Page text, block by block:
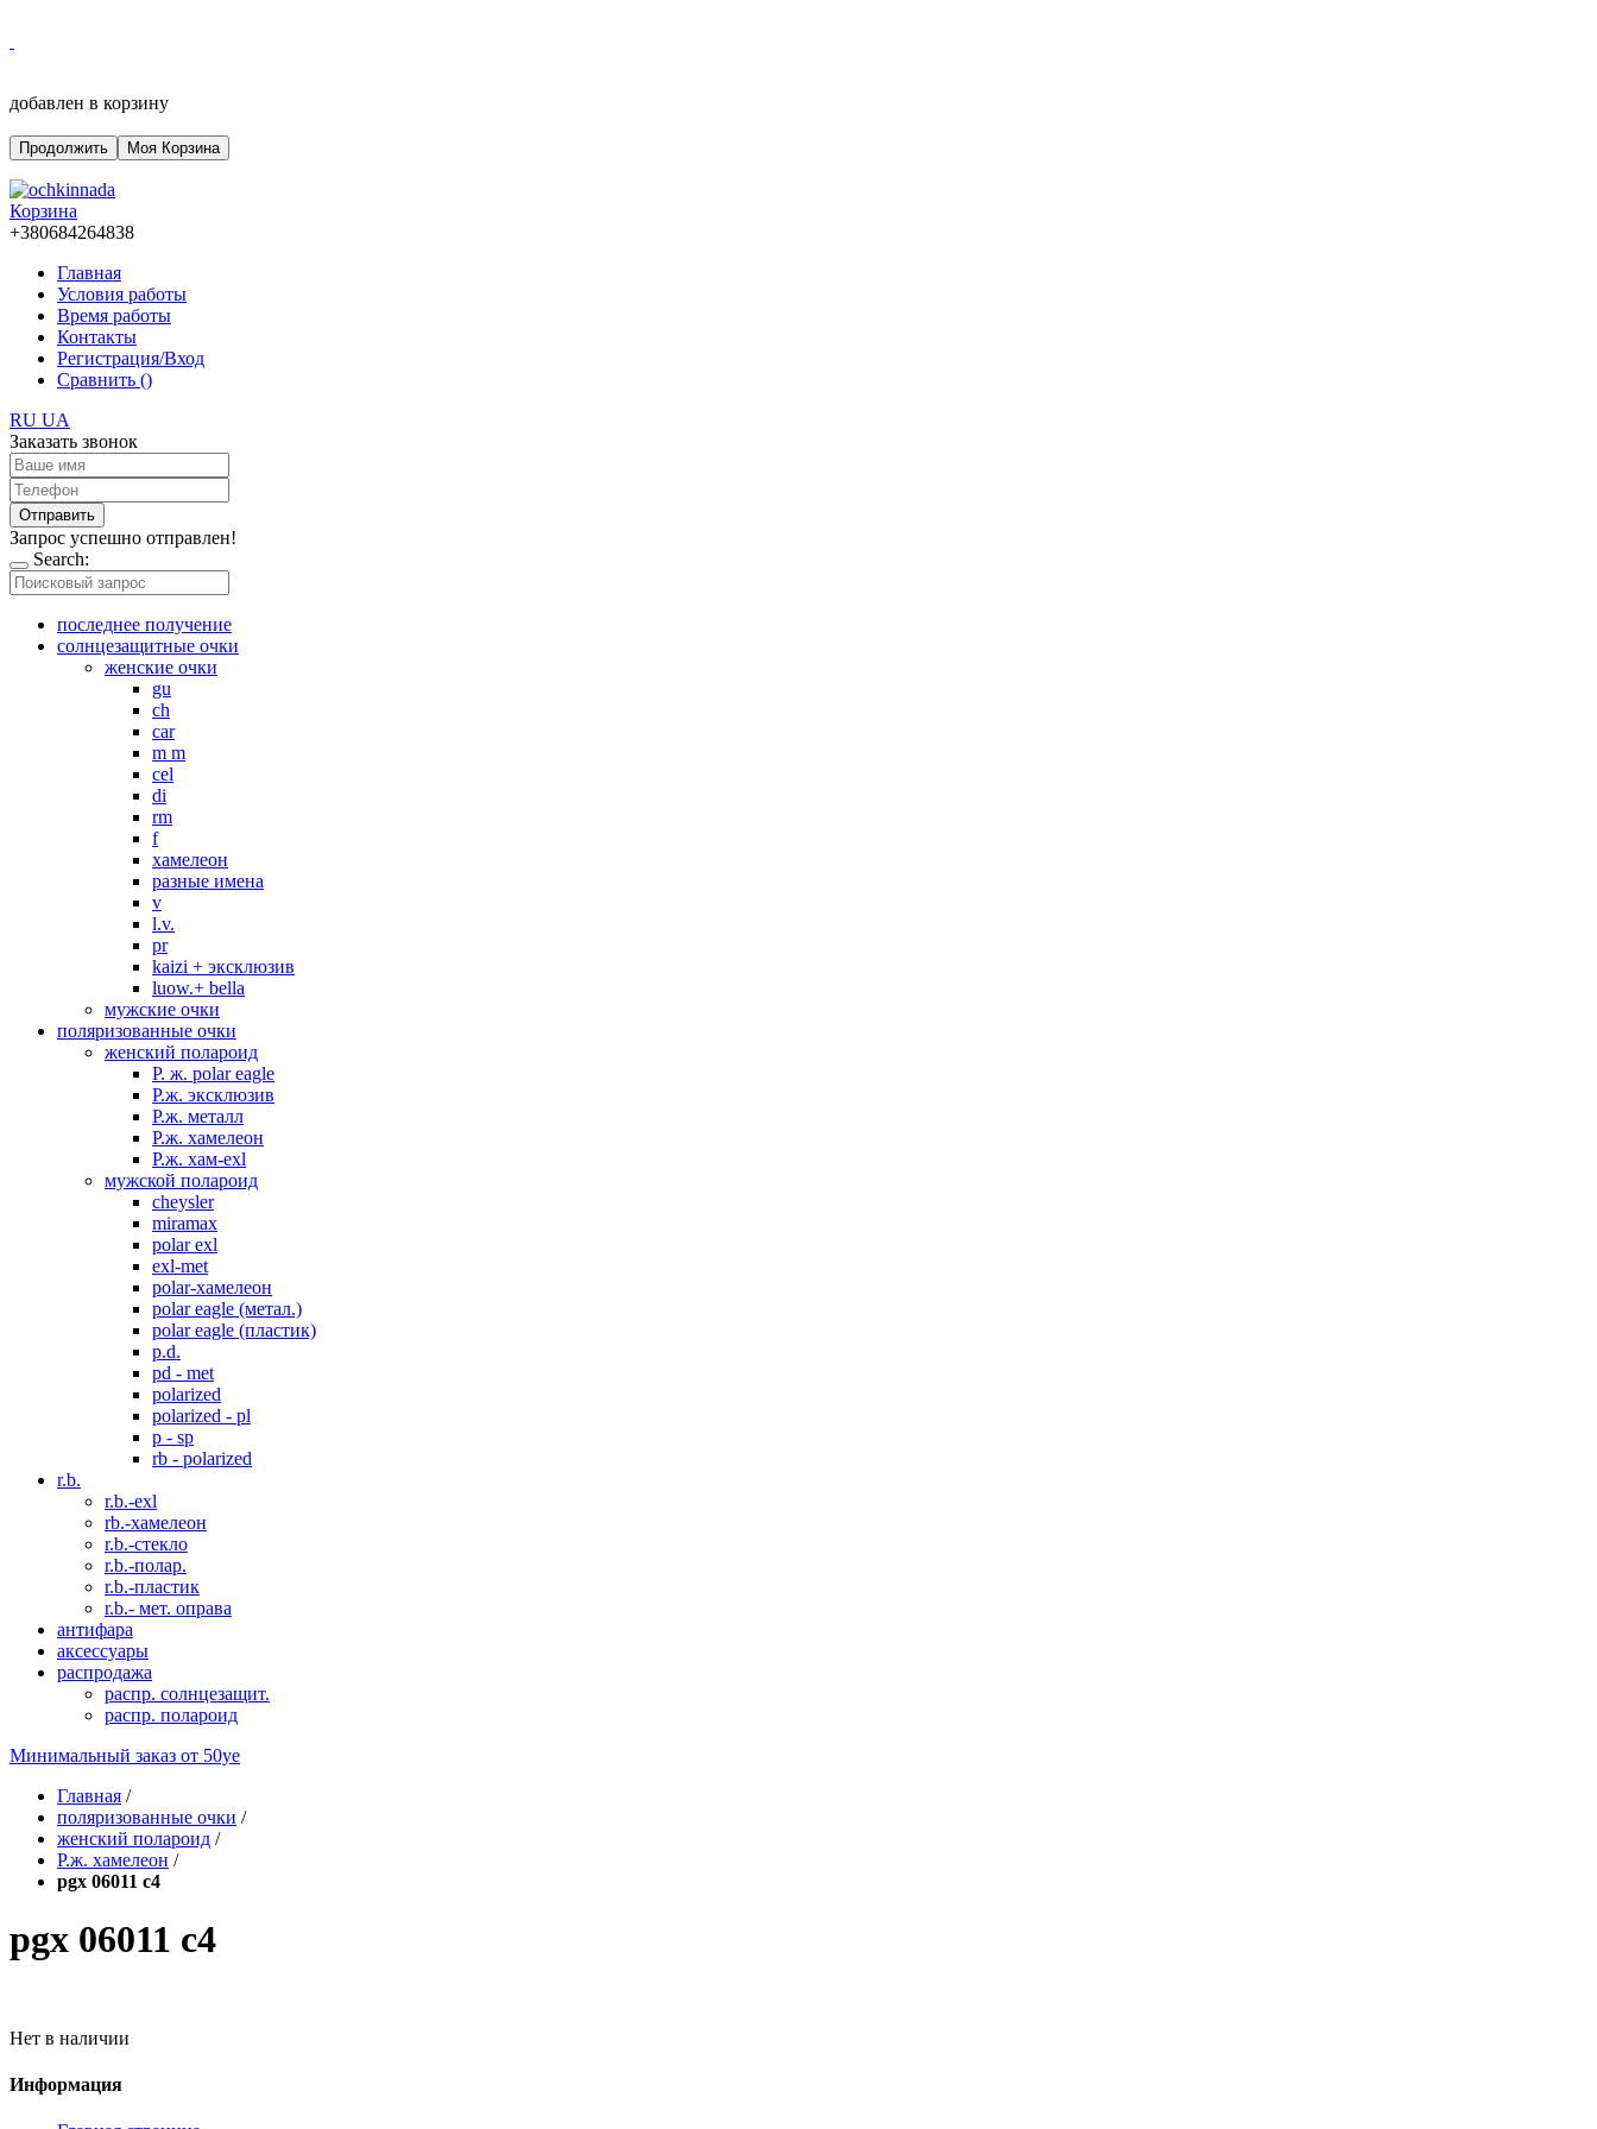
добавлен в корзину
Продолжить Моя Корзина
Корзина
+380684264838
Главная
Условия работы
Время работы
Контакты
Регистрация/Вход
Сравнить ()
RU UA
Заказать звонок
Отправить
Запрос успешно отправлен!
Search:
последнее получение
солнцезащитные очки
женские очки
gu
ch
car
m m
cel
di
rm
f
хамелеон
разные имена
v
l.v.
pr
kaizi + эксклюзив
luow.+ bella
мужские очки
поляризованные очки
женский полароид
P. ж. polar eagle
P.ж. эксклюзив
Р.ж. металл
P.ж. хамелеон
Р.ж. хам-exl
мужской полароид
cheysler
miramax
polar exl
exl-met
polar-хамелеон
polar eagle (метал.)
polar eagle (пластик)
p.d.
pd - met
polarized
polarized - pl
p - sp
rb - polarized
r.b.
r.b.-exl
rb.-хамелеон
r.b.-стекло
r.b.-полар.
r.b.-пластик
r.b.- мет. оправа
антифара
аксессуары
распродажа
распр. солнцезащит.
распр. полароид
Минимальный заказ от 50уе
Главная /
поляризованные очки /
женский полароид /
P.ж. хамелеон /
pgx 06011 c4
pgx 06011 c4
Нет в наличии
Информация